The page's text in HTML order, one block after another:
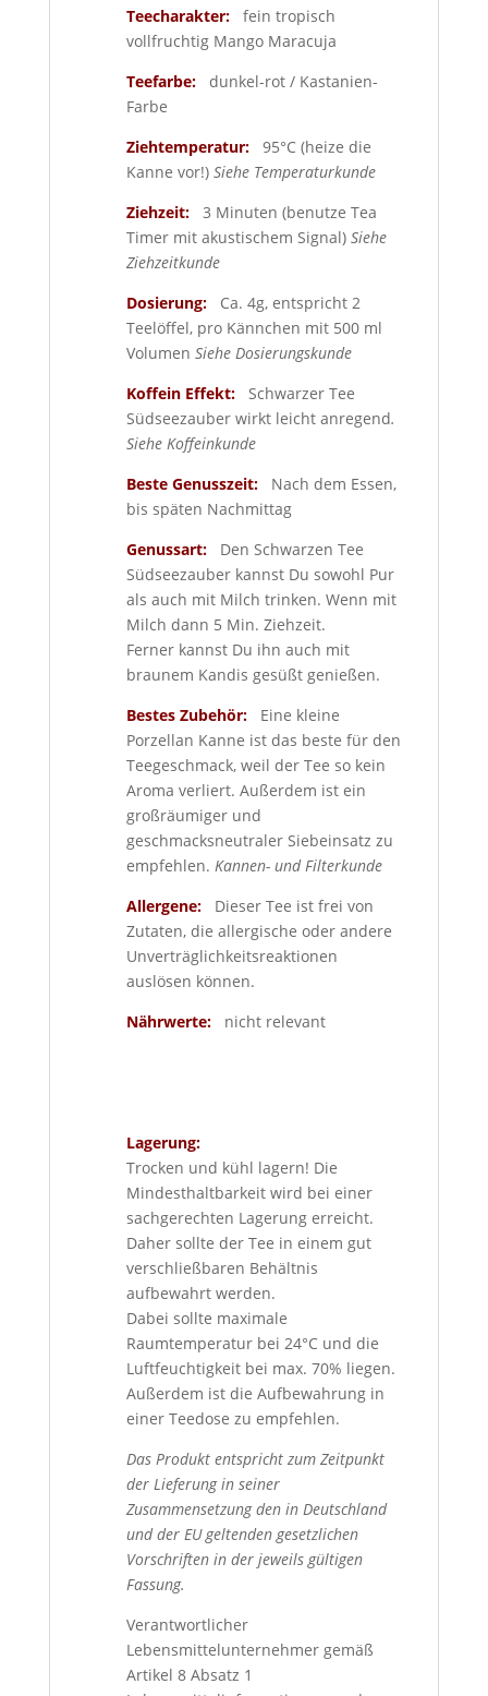
Teecharakter: fein tropisch
vollfruchtig Mango Maracuja
Teefarbe:
dunkel-rot / Kastanien-
Farbe
Ziehtemperatur:
95°C (heize die
Kanne vor!) Siehe Temperaturkunde
Ziehzeit:
3 Minuten (benutze Tea
Timer mit akustischem Signal) Siehe
Ziehzeitkunde
Dosierung:
Ca. 4g, entspricht 2
Teelöffel, pro Kännchen mit 500 ml
Volumen Siehe Dosierungskunde
Koffein Effekt: Schwarzer Tee
Südseezauber wirkt leicht anregend.
Siehe Koffeinkunde
Beste Genusszeit:Nach dem Essen,
bis späten Nachmittag
Genussart:Den Schwarzen Tee
Südseezauber kannst Du sowohl Pur
als auch mit Milch trinken. Wenn mit
Milch dann 5 Min. Ziehzeit.
Ferner kannst Du ihn auch mit
braunem Kandis gesüßt genießen.
Bestes Zubehör:Eine kleine
Porzellan Kanne ist das beste für den
Teegeschmack, weil der Tee so kein
Aroma verliert. Außerdem ist ein
großräumiger und
geschmacksneutraler Siebeinsatz zu
empfehlen. Kannen- und Filterkunde
Allergene: Dieser Tee ist frei von
Zutaten, die allergische oder andere
Unverträglichkeitsreaktionen
auslösen können.
Nährwerte: nicht relevant
Lagerung:
Trocken und kühl lagern! Die
Mindesthaltbarkeit wird bei einer
sachgerechten Lagerung erreicht.
Daher sollte der Tee in einem gut
verschließbaren Behältnis
aufbewahrt werden.
Dabei sollte maximale
Raumtemperatur bei 24°C und die
Luftfeuchtigkeit bei max. 70% liegen.
Außerdem ist die Aufbewahrung in
einer Teedose zu empfehlen.
Das Produkt entspricht zum Zeitpunkt
der Lieferung in seiner
Zusammensetzung den in Deutschland
und der EU geltenden gesetzlichen
Vorschriften in der jeweils gültigen
Fassung.
Verantwortlicher
Lebensmittelunternehmer gemäß
Artikel 8 Absatz 1